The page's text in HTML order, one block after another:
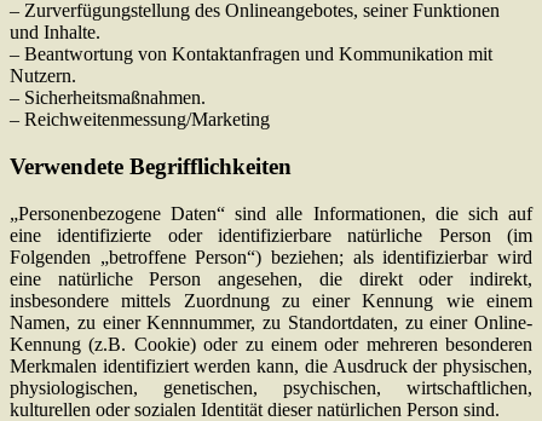
– Zurverfügungstellung des Onlineangebotes, seiner Funktionen
und Inhalte.
– Beantwortung von Kontaktanfragen und Kommunikation mit
Nutzern.
– Sicherheitsmaßnahmen.
– Reichweitenmessung/Marketing
Verwendete Begrifflichkeiten
„Personenbezogene Daten“ sind alle Informationen, die sich auf
eine identifizierte oder identifizierbare natürliche Person (im
Folgenden „betroffene Person“) beziehen; als identifizierbar wird
eine natürliche Person angesehen, die direkt oder indirekt,
insbesondere mittels Zuordnung zu einer Kennung wie einem
Namen, zu einer Kennnummer, zu Standortdaten, zu einer Online-
Kennung (z.B. Cookie) oder zu einem oder mehreren besonderen
Merkmalen identifiziert werden kann, die Ausdruck der physischen,
physiologischen, genetischen, psychischen, wirtschaftlichen,
kulturellen oder sozialen Identität dieser natürlichen Person sind.